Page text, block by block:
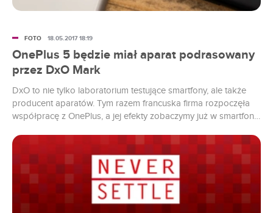
OnePlus 5 będzie miał aparat podrasowany
przez DxO Mark
DxO to nie tylko laboratorium testujące smartfony, ale także
producent aparatów. Tym razem francuska firma rozpoczęła
współpracę z OnePlus, a jej efekty zobaczymy już w smartfonie
FOTO 18.05.2017 18:19